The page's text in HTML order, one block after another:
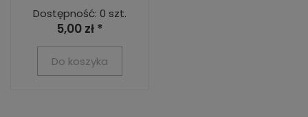
Dostępność: 0 szt.
5,00 zł *
Do koszyka